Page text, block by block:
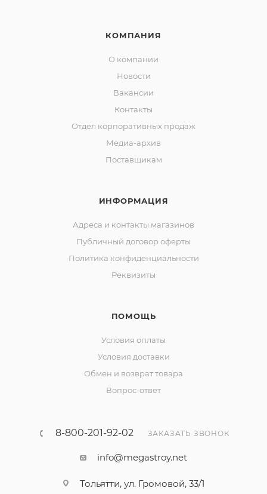
КОМПАНИЯ
О компании
Новости
Вакансии
Контакты
Отдел корпоративных продаж
Медиа-архив
Поставщикам
ИНФОРМАЦИЯ
Адреса и контакты магазинов
Публичный договор оферты
Политика конфиденциальности
Реквизиты
ПОМОЩЬ
Условия оплаты
Условия доставки
Обмен и возврат товара
Вопрос-ответ
8-800-201-92-02 ЗАКАЗАТЬ ЗВОНОК
info@megastroy.net
Тольятти, ул. Громовой, 33/1